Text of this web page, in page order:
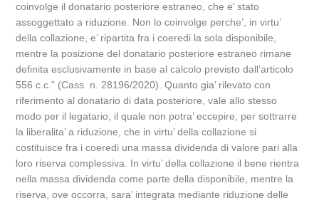
coinvolge il donatario posteriore estraneo, che e’ stato
assoggettato a riduzione. Non lo coinvolge perche’, in virtu’
della collazione, e’ ripartita fra i coeredi la sola disponibile,
mentre la posizione del donatario posteriore estraneo rimane
definita esclusivamente in base al calcolo previsto dall’articolo
556 c.c.” (Cass. n. 28196/2020). Quanto gia’ rilevato con
riferimento al donatario di data posteriore, vale allo stesso
modo per il legatario, il quale non potra’ eccepire, per sottrarre
la liberalita’ a riduzione, che in virtu’ della collazione si
costituisce fra i coeredi una massa dividenda di valore pari alla
loro riserva complessiva. In virtu’ della collazione il bene rientra
nella massa dividenda come parte della disponibile, mentre la
riserva, ove occorra, sara’ integrata mediante riduzione delle